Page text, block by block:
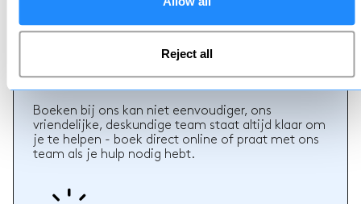
Reject all
Boeken
Boeken bij ons kan niet eenvoudiger, ons
vriendelijke, deskundige team staat altijd klaar om
je te helpen - boek direct online of praat met ons
team als je hulp nodig hebt.